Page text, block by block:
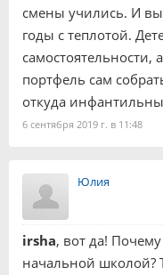
смены учились. И
годы с теплотой.
самостоятельности,
портфель сам
откуда
6 сентября 2019 г. в 11:48
Юлия
irsha, вот да!
начальной школой?